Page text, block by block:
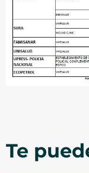
Te